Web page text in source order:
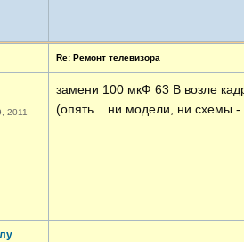
2011
Re: Ремонт телевизора
замени 100 мкФ 63 В возле
(опять....ни модели, ни схемы -